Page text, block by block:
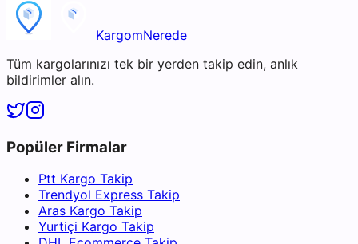
KargomNerede
Tüm kargolarınızı tek bir yerden takip edin, anlık
bildirimler alın.
Popüler Firmalar
Ptt Kargo Takip
Trendyol Express Takip
Aras Kargo Takip
Yurtiçi Kargo Takip